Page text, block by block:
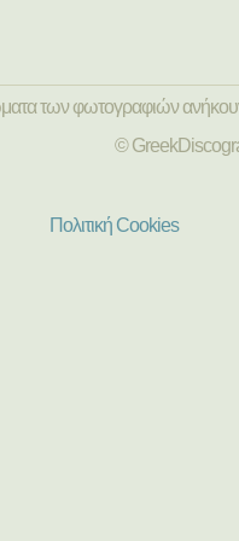
των φωτογραφιών
©
Πολιτική Cookies